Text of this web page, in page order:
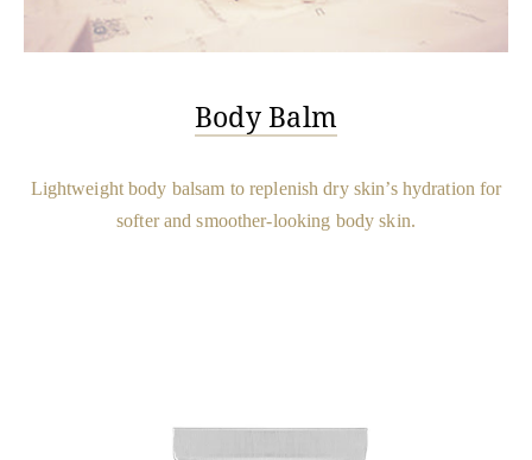
Body Balm
Lightweight body balsam to replenish dry skin’s hydration for
softer and smoother-looking body skin.